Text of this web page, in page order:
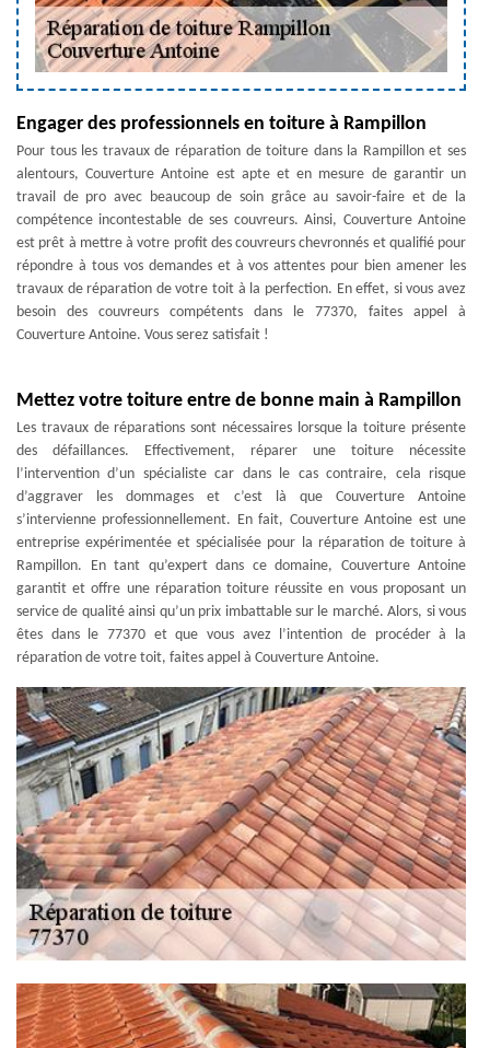
Engager des professionnels en toiture à Rampillon
Pour tous les travaux de réparation de toiture dans la Rampillon et ses
alentours, Couverture Antoine est apte et en mesure de garantir un
travail de pro avec beaucoup de soin grâce au savoir-faire et de la
compétence incontestable de ses couvreurs. Ainsi, Couverture Antoine
est prêt à mettre à votre profit des couvreurs chevronnés et qualifié pour
répondre à tous vos demandes et à vos attentes pour bien amener les
travaux de réparation de votre toit à la perfection. En effet, si vous avez
besoin des couvreurs compétents dans le 77370, faites appel à
Couverture Antoine. Vous serez satisfait !
Mettez votre toiture entre de bonne main à Rampillon
Les travaux de réparations sont nécessaires lorsque la toiture présente
des défaillances. Effectivement, réparer une toiture nécessite
l’intervention d’un spécialiste car dans le cas contraire, cela risque
d’aggraver les dommages et c’est là que Couverture Antoine
s’intervienne professionnellement. En fait, Couverture Antoine est une
entreprise expérimentée et spécialisée pour la réparation de toiture à
Rampillon. En tant qu’expert dans ce domaine, Couverture Antoine
garantit et offre une réparation toiture réussite en vous proposant un
service de qualité ainsi qu’un prix imbattable sur le marché. Alors, si vous
êtes dans le 77370 et que vous avez l’intention de procéder à la
réparation de votre toit, faites appel à Couverture Antoine.